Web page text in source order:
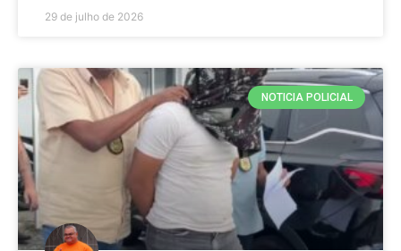
29 de julho de 2026
NOTICIA POLICIAL